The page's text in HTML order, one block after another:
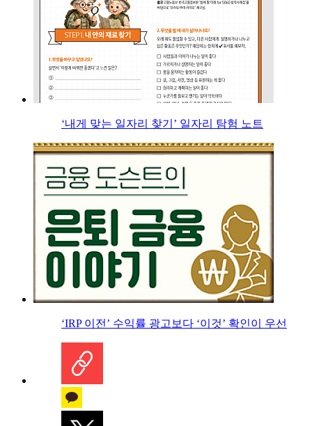
‘내게 맞는 일자리 찾기’ 일자리 탐험 노트
‘IRP 이전’ 수익률 광고보다 ‘이것’ 확인이 우선